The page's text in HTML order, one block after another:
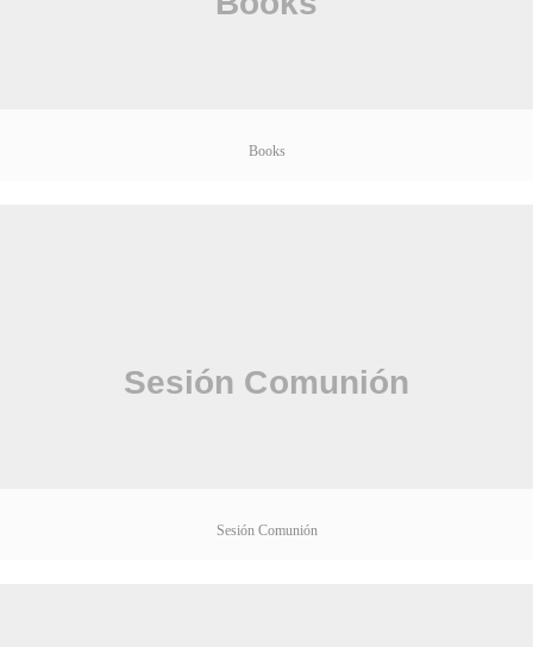
Books
Sesión Comunión